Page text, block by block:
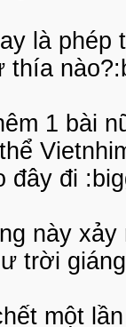
là phép
thía
1 bài
đây đi
này
trời
một